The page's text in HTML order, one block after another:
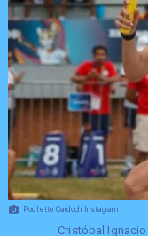
Poulette Cardoch Instagram
Cristóbal Ignacio